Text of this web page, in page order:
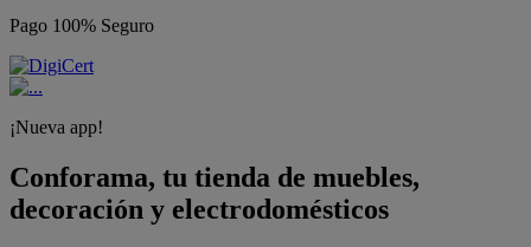
Pago 100% Seguro
¡Nueva app!
Conforama, tu tienda de muebles,
decoración y electrodomésticos